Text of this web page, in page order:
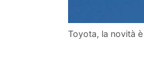
Toyota, la novità